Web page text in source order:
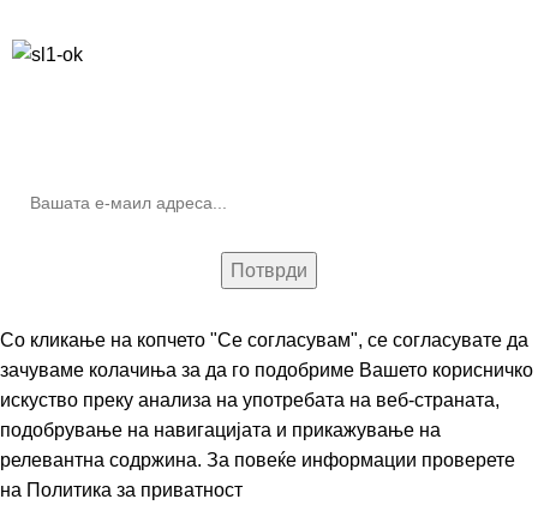
Со кликање на копчето "Се согласувам", се согласувате да
зачуваме колачиња за да го подобриме Вашето корисничко
искуство преку анализа на употребата на веб-страната,
подобрување на навигацијата и прикажување на
релевантна содржина. За повеќе информации проверете
на Политика за приватност